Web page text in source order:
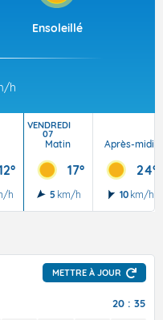
Ensoleillé
h
h
VENDREDI
07
Matin
17°
5 km/h
Après-midi
24°
10 km/h
METTRE À JOUR
20 : 35